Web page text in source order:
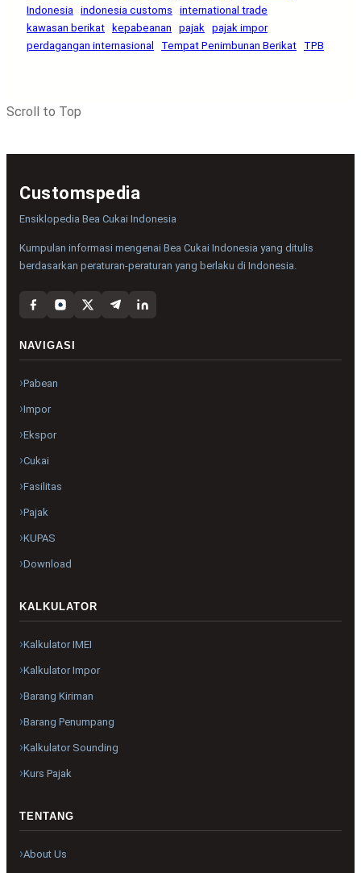
Indonesia indonesia customs
international trade
kawasan berikat
kepabeanan pajak pajak impor
perdagangan internasional
Tempat Penimbunan Berikat TPB
Scroll to Top
Customspedia
Ensiklopedia Bea Cukai Indonesia
Kumpulan informasi mengenai Bea Cukai Indonesia yang ditulis
berdasarkan peraturan-peraturan yang berlaku di Indonesia.
NAVIGASI
Pabean
Impor
Ekspor
Cukai
Fasilitas
Pajak
KUPAS
Download
KALKULATOR
Kalkulator IMEI
Kalkulator Impor
Barang Kiriman
Barang Penumpang
Kalkulator Sounding
Kurs Pajak
TENTANG
About Us